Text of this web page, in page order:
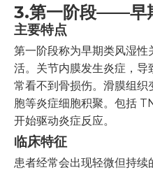
3.第一阶段——早
主要特点
第一阶段称为早期类风湿
活。关节内膜发生炎症，导
常看不到骨损伤。滑膜组
胞等炎症细胞积聚。包括
开始驱动炎症反应。
临床特征
患者经常会出现轻微但持